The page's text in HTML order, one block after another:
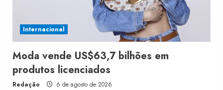
Internacional
Moda vende US$63,7 bilhões em
produtos licenciados
Redação 6 de agosto de 2026